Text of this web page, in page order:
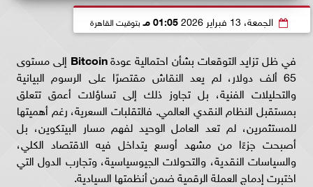
الجمعة، 13 فبراير 2026 01:05 مـ بتوقيت القاهرة
في ظل تزايد التوقعات بشأن احتمالية عودةBitcoin إلى مستوى
65 ألف دولار، لم يعد النقاش مقتصرًا على الرسوم البيانية
والتحليلات الفنية، بل تجاوز ذلك إلى تساؤلات أعمق تتعلق
بمستقبل النظام النقدي العالمي. فالتقلبات السعرية، رغم أهميتها
للمستثمرين، لم تعد العامل الوحيد لفهم مسار البيتكوين، بل
أصبحت جزءًا من مشهد أوسع يتداخل فيه الاقتصاد الكلي،
والسياسات النقدية، والتحولات الجيوسياسية، وتجارب الدول التي
اختبرت إدماج العملة الرقمية ضمن أنظمتها السيادية.